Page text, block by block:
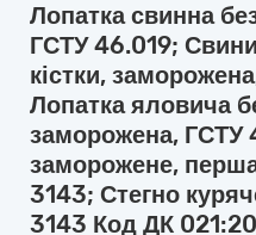
Лопатка свинна
ГСТУ 46.019;
кістки,
Лопатка яловича
заморожена, ГСТУ
заморожене,
3143; Стегно
3143 Код ДК